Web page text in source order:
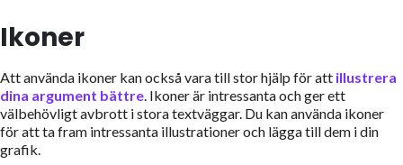
Ikoner
Att använda ikoner kan också vara till stor hjälp för att illustrera
dina argument bättre. Ikoner är intressanta och ger ett
välbehövligt avbrott i stora textväggar. Du kan använda ikoner
för att ta fram intressanta illustrationer och lägga till dem i din
grafik.